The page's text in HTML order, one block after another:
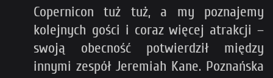
Copernicon tuż tuż, a my poznajemy
kolejnych gości i coraz więcej atrakcji –
swoją obecność potwierdził między
innymi zespół Jeremiah Kane. Poznańska